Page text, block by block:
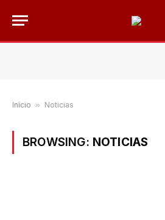
Início » Noticias
BROWSING: NOTICIAS